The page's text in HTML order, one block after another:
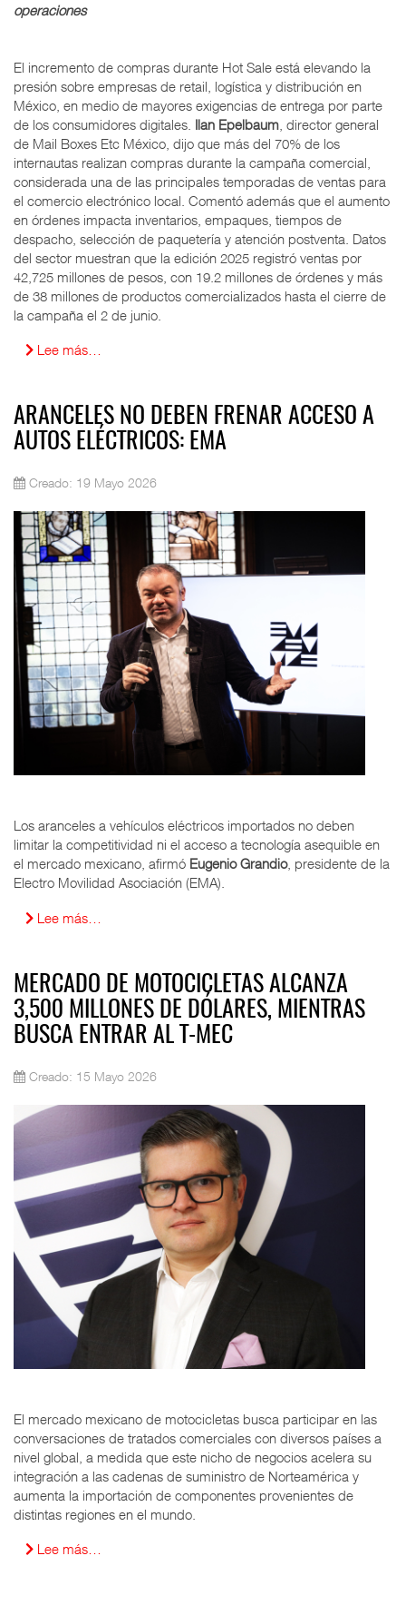
operaciones
El incremento de compras durante Hot Sale está elevando la
presión sobre empresas de retail, logística y distribución en
México, en medio de mayores exigencias de entrega por parte
de los consumidores digitales. Ilan Epelbaum , director general
de Mail Boxes Etc México, dijo que más del 70% de los
internautas realizan compras durante la campaña comercial,
considerada una de las principales temporadas de ventas para
el comercio electrónico local. Comentó además que el aumento
en órdenes impacta inventarios, empaques, tiempos de
despacho, selección de paquetería y atención postventa. Datos
del sector muestran que la edición 2025 registró ventas por
42,725 millones de pesos, con 19.2 millones de órdenes y más
de 38 millones de productos comercializados hasta el cierre de
la campaña el 2 de junio.
Lee más…
ARANCELES NO DEBEN FRENAR ACCESO A
AUTOS ELÉCTRICOS: EMA
Creado: 19 Mayo 2026
Los aranceles a vehículos eléctricos importados no deben
limitar la competitividad ni el acceso a tecnología asequible en
el mercado mexicano, afirmó Eugenio Grandio, presidente de la
Electro Movilidad Asociación (EMA).
Lee más…
MERCADO DE MOTOCICLETAS ALCANZA
3,500 MILLONES DE DÓLARES, MIENTRAS
BUSCA ENTRAR AL T-MEC
Creado: 15 Mayo 2026
El mercado mexicano de motocicletas busca participar en las
conversaciones de tratados comerciales con diversos países a
nivel global, a medida que este nicho de negocios acelera su
integración a las cadenas de suministro de Norteamérica y
aumenta la importación de componentes provenientes de
distintas regiones en el mundo.
Lee más…